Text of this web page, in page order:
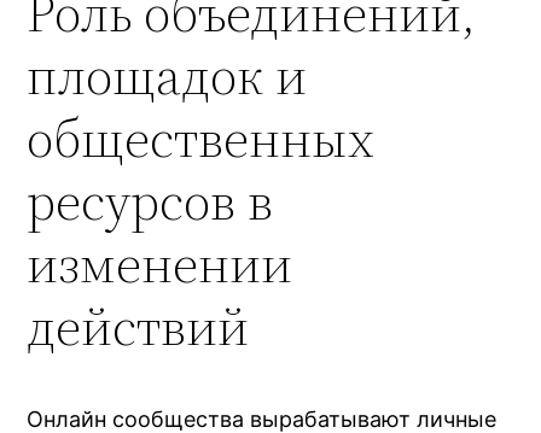
площадок и
общественных
ресурсов в
изменении
действий
Онлайн сообщества вырабатывают личные